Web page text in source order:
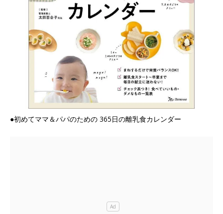
●初めてママ＆パパのための 365日の離乳食カレンダー